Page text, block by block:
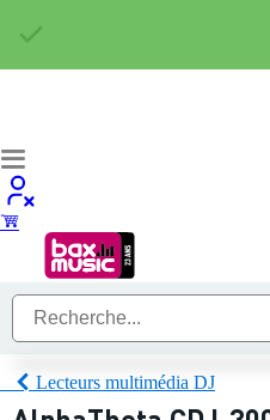
Lecteurs multimédia DJ